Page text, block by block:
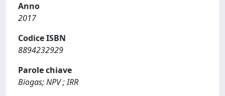
Anno
2017
Codice ISBN
8894232929
Parole chiave
Biogas; NPV ; IRR